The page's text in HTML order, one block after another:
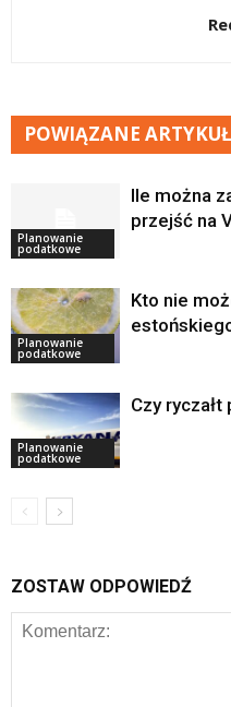
POWIĄZANE
Planowanie
podatkowe
Ile można
przejść na
Planowanie
podatkowe
Kto nie
Planowanie
podatkowe
Czy ryczałt
ZOSTAW ODPOWIEDŹ